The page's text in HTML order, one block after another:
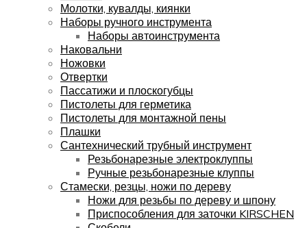
Молотки, кувалды, киянки
Наборы ручного инструмента
Наборы автоинструмента
Наковальни
Ножовки
Отвертки
Пассатижи и плоскогубцы
Пистолеты для герметика
Пистолеты для монтажной пены
Плашки
Сантехнический трубный инструмент
Резьбонарезные электроклуппы
Ручные резьбонарезные клуппы
Стамески, резцы, ножи по дереву
Ножи для резьбы по дереву и шпону
Приспособления для заточки KIRSCHEN